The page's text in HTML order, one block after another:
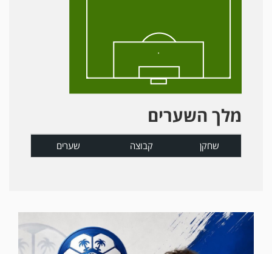
מלך השערים
שחקן קבוצה שערים